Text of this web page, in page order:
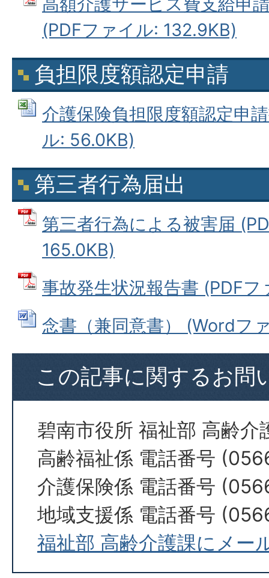
(PDFファイル: 132.9KB)
負担限度額認定申請
介護保険負担限度額認定申
ル: 56.0KB)
第三者行為届出
第三者行為による被害届
165.0KB)
事故発生状況報告書 (PDF
念書（兼同意書） (Wordフ
この記事に関するお問
碧南市役所 福祉部 高齢介
高齢福祉係 電話番号
介護保険係 電話番号
地域支援係 電話番号
福祉部 高齢介護課にメー